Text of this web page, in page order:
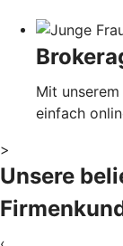
Mit
einfach
>
Unsere